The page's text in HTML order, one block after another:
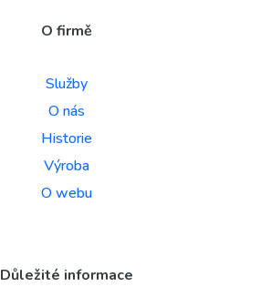
O firmě
Služby
O nás
Historie
Výroba
O webu
Důležité informace